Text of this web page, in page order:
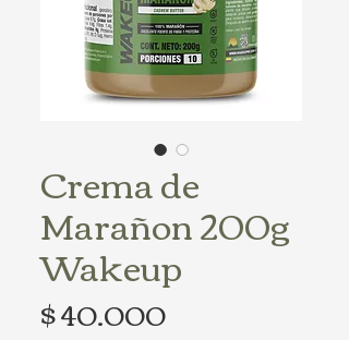
Crema de
Marañon 200g
Wakeup
$ 40.000Precio